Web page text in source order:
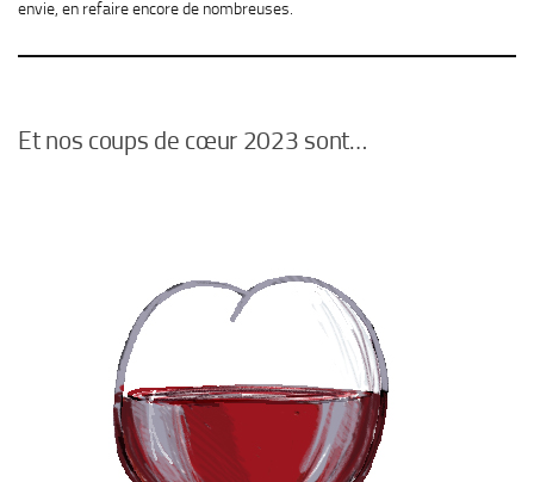
envie, en refaire encore de nombreuses.
Et nos coups de cœur 2023 sont…